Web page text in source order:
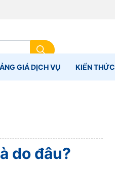
GIÁ DỊCH VỤ KIẾN THỨC
do đâu?